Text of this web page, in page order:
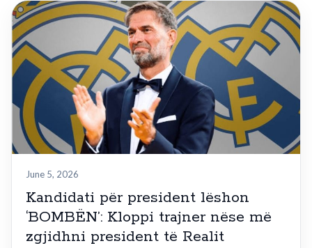
June 5, 2026
Kandidati për president lëshon
‘BOMBËN’: Kloppi trajner nëse më
zgjidhni president të Realit